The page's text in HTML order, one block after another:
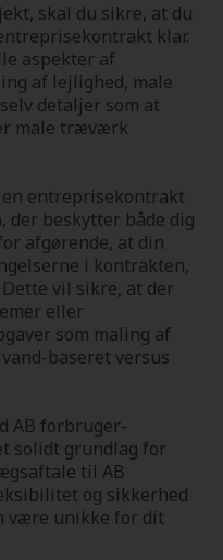
skal du sikre, at du
klar.
aspekter af
af lejlighed, male
detaljer som at
male træværk
entreprisekontrakt
der beskytter både dig
afgørende, at din
i kontrakten,
vil sikre, at der
eller
som maling af
baseret versus
AB forbruger-
solidt grundlag for
til AB
og sikkerhed
være unikke for dit